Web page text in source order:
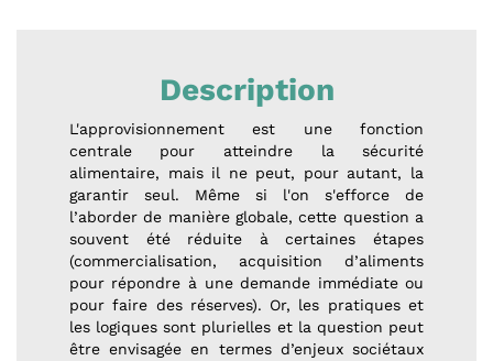
Description
L'approvisionnement est une fonction
centrale pour atteindre la sécurité
alimentaire, mais il ne peut, pour autant, la
garantir seul. Même si l'on s'efforce de
l’aborder de manière globale, cette question a
souvent été réduite à certaines étapes
(commercialisation, acquisition d’aliments
pour répondre à une demande immédiate ou
pour faire des réserves). Or, les pratiques et
les logiques sont plurielles et la question peut
être envisagée en termes d’enjeux sociétaux